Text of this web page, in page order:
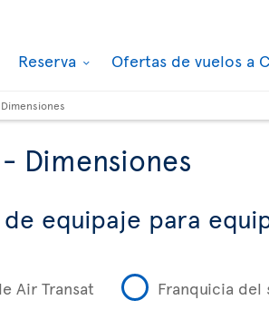
Reserva Ofertas de vuelos a
Dimensiones
equipaje para
Air Transat Franquicia del